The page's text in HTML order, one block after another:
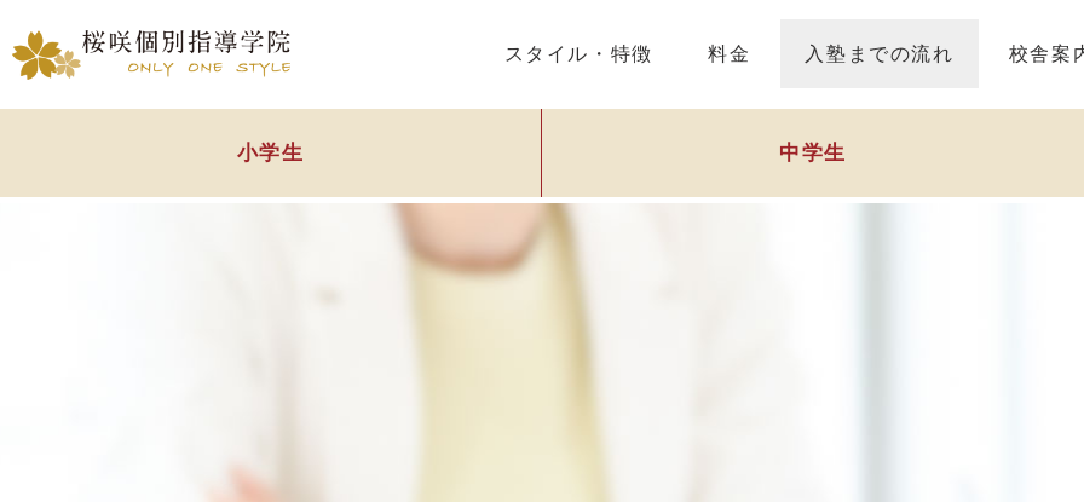
スタイル・特徴 料金 入塾までの流れ 校舎案
小学生 中学生